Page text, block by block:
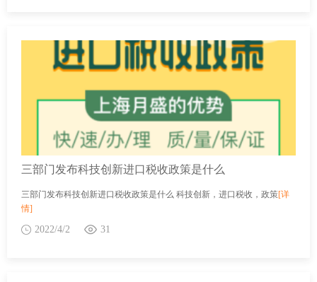
三部门发布科技创新进口税收政策是什么
三部门发布科技创新进口税收政策是什么 科技创新，进口税收，政策[详
情]
2022/4/2 31